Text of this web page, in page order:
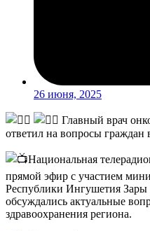
26 июня, 2025
Главный врач
ответил на вопросы граждан
Национальная
прямой эфир с участием
Республики Ингушетия
обсуждались актуальные
здравоохранения региона.